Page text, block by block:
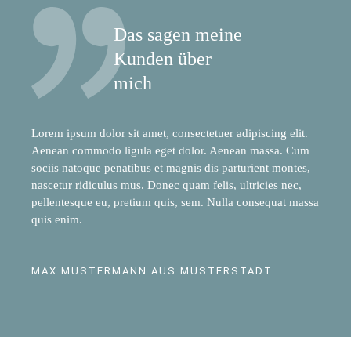
Das sagen meine
Kunden über
mich
Lorem ipsum dolor sit amet, consectetuer adipiscing elit.
Aenean commodo ligula eget dolor. Aenean massa. Cum
sociis natoque penatibus et magnis dis parturient montes,
nascetur ridiculus mus. Donec quam felis, ultricies nec,
pellentesque eu, pretium quis, sem. Nulla consequat massa
quis enim.
MAX MUSTERMANN AUS MUSTERSTADT